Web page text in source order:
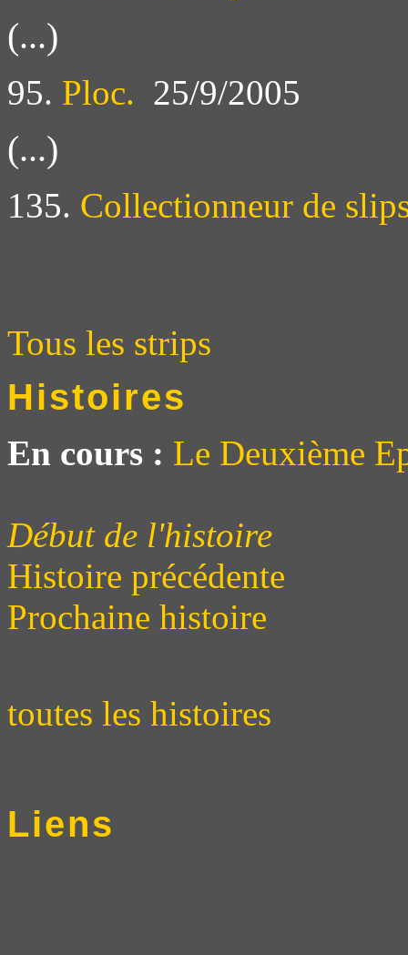
(...)
95. Ploc. 25/9/2005
(...)
135. Collectionneur de
Tous les strips
Histoires
En cours : Le Deuxième
Début de l'histoire
Histoire précédente
Prochaine histoire
toutes les histoires
Liens